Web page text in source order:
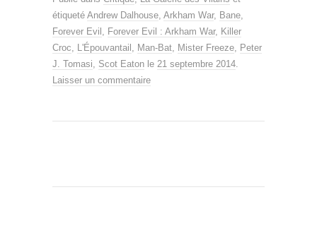
étiqueté Andrew Dalhouse Arkham War, Bane
Forever Evil
Forever Evil : Arkham War, Killer
Croc
L'Épouvantail Man-Bat Mister Freeze
Peter
J. Tomasi
Scot Eaton le 21 septembre 2014
Laisser un commentaire